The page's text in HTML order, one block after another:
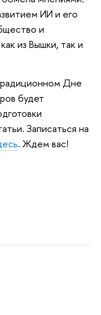
ИИ и его
и
из Вышки, так и
Дне
будет
Записаться на
. Ждем вас!